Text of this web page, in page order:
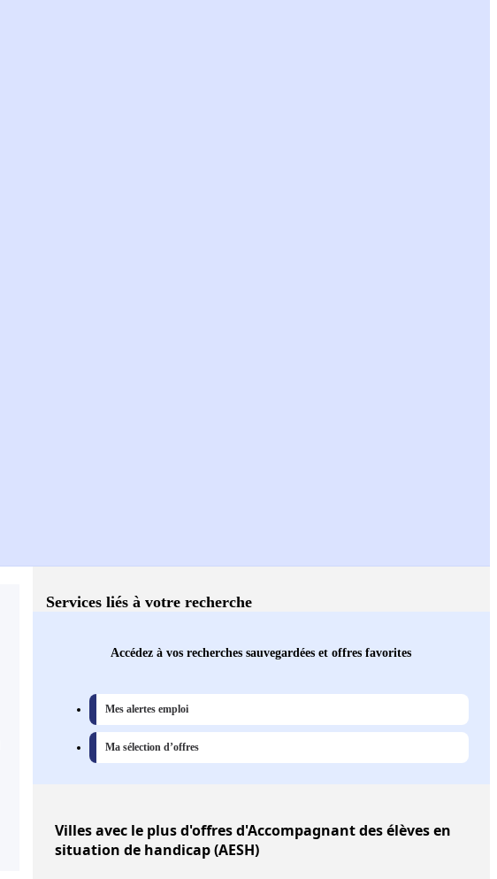
Services liés à votre recherche
Accédez à vos recherches sauvegardées et offres favorites
Mes alertes emploi
Ma sélection d’offres
Villesavec le plus d'offres d'Accompagnant des élèves en
situation de handicap (AESH)